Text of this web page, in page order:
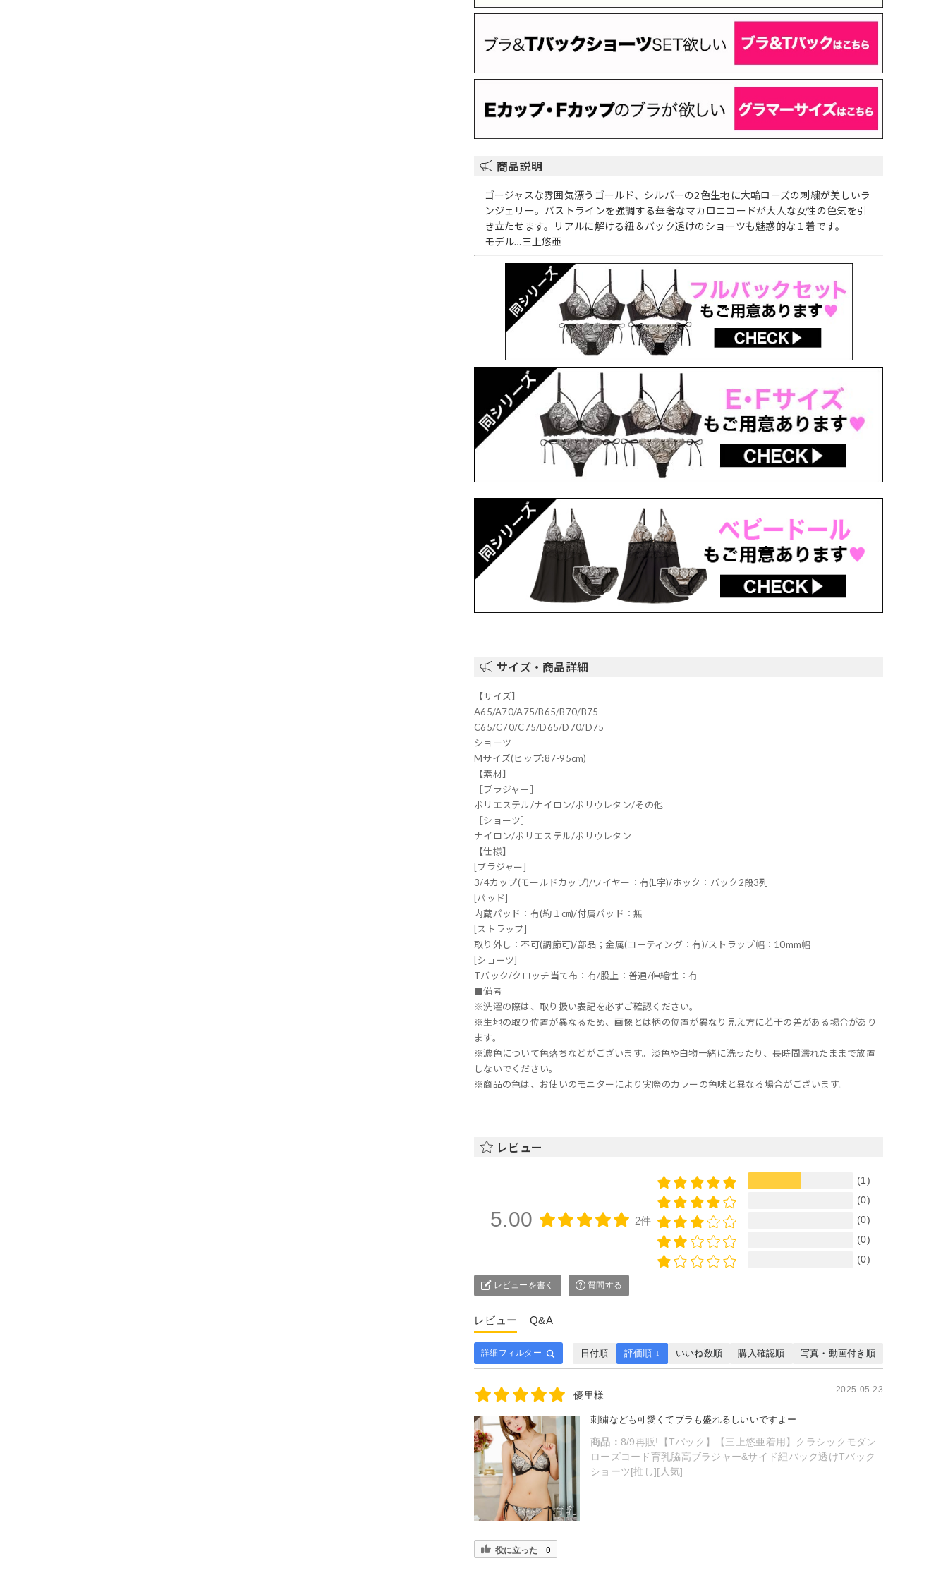
商品説明
ゴージャスな雰囲気漂うゴールド、シルバーの2色生地に大輪ローズの刺繍が美しいラ
ンジェリー。バストラインを強調する華奢なマカロニコードが大人な女性の色気を引
き立たせます。リアルに解ける紐＆バック透けのショーツも魅惑的な１着です。
モデル…三上悠亜
サイズ・商品詳細
【サイズ】
A65/A70/A75/B65/B70/B75
C65/C70/C75/D65/D70/D75
ショーツ
Mサイズ(ヒップ:87-95cm)
【素材】
［ブラジャー］
ポリエステル/ナイロン/ポリウレタン/その他
［ショーツ］
ナイロン/ポリエステル/ポリウレタン
【仕様】
[ブラジャー]
3/4カップ(モールドカップ)/ワイヤー：有(L字)/ホック：バック2段3列
[パッド]
内蔵パッド：有(約１㎝)/付属パッド：無
[ストラップ]
取り外し：不可(調節可)/部品；金属(コーティング：有)/ストラップ幅：10mm幅
[ショーツ]
Tバック/クロッチ当て布：有/股上：普通/伸縮性：有
■備考
※洗濯の際は、取り扱い表記を必ずご確認ください。
※生地の取り位置が異なるため、画像とは柄の位置が異なり見え方に若干の差がある場合があり
ます。
※濃色について色落ちなどがございます。淡色や白物一緒に洗ったり、長時間濡れたままで放置
しないでください。
※商品の色は、お使いのモニターにより実際のカラーの色味と異なる場合がございます。
レビュー
5.00 2件
(1)
(0)
(0)
(0)
(0)
レビューを書く 質問する
レビュー Q&A
詳細フィルター 日付順 評価順 ↓ いいね数順 購入確認順 写真・動画付き順
優里様 2025-05-23
刺繍なども可愛くてブラも盛れるしいいですよー
商品： 8/9再販!【Tバック】【三上悠亜着用】クラシックモダン
ローズコード育乳脇高ブラジャー&サイド紐バック透けTバック
ショーツ[推し][人気]
役に立った 0